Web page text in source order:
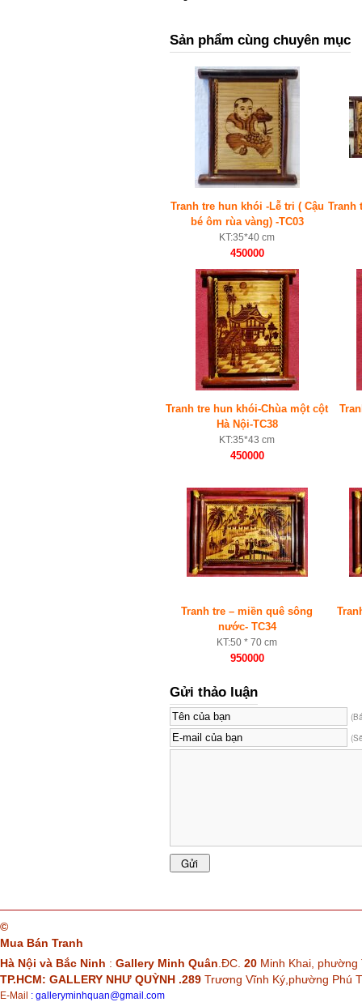
Sản phẩm cùng chuyên mục
Tranh tre hun khói -Lễ tri ( Cậu
bé ôm rùa vàng) -TC03
KT:35*40 cm
450000
Tranh
Tranh tre hun khói-Chùa một cột
Hà Nội-TC38
KT:35*43 cm
450000
Tranh tre – miền quê sông
nước- TC34
KT:50 * 70 cm
950000
Gửi thảo luận
©
Mua Bán Tranh
Hà Nội và Bắc Ninh : Gallery Minh Quân .ĐC. 20 Minh Khai,
TP.HCM: GALLERY NHƯ QUỲNH .289 Trương Vĩnh Ký,phường Phú
E-Mail : galleryminhquan@gmail.com